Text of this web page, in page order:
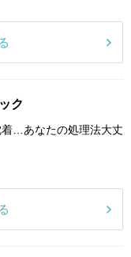
ク
…あなたの処理法大丈